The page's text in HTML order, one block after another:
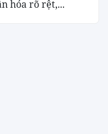
hóa rõ rệt,...